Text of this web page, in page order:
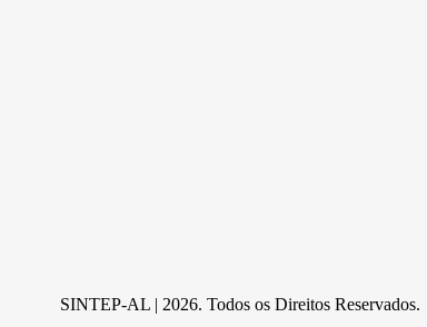
SINTEP-AL | 2026. Todos os Direitos Reservados.